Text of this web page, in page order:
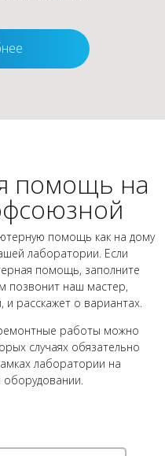
помощь на
помощь как на дому
лаборатории. Если
помощь, заполните
позвонит наш мастер,
расскажет о вариантах.
работы можно
случаях обязательно
лаборатории на